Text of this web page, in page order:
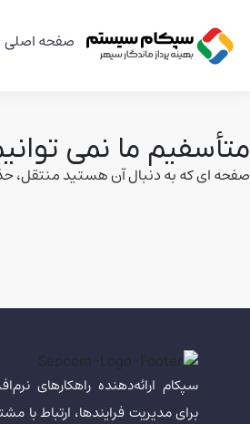
صفحه اصلی
متأسفیم ما نمی
صفحه ای که به دنبال آن هستید منتقل،
سپکام ارائه‌دهنده راهکارهای
برای مدیریت فرایندها، ارتباط با